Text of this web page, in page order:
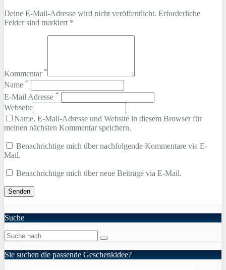
Deine E-Mail-Adresse wird nicht veröffentlicht. Erforderliche
Felder sind markiert *
Kommentar *
Name *
E-Mail Adresse *
Webseite
Name, E-Mail-Adresse und Website in diesem Browser für
meinen nächsten Kommentar speichern.
Benachrichtige mich über nachfolgende Kommentare via E-
Mail.
Benachrichtige mich über neue Beiträge via E-Mail.
Suche
Sie suchen die passende Geschenkidee?